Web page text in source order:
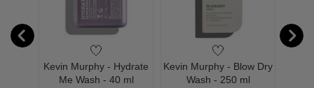
Kevin Murphy - Hydrate
Me Wash - 40 ml
Kevin Murphy - Blow Dry
Wash - 250 ml